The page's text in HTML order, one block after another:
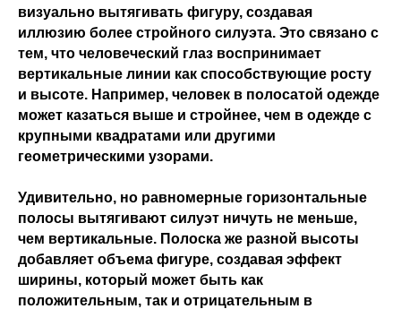
визуально вытягивать фигуру, создавая
иллюзию более стройного силуэта. Это связано с
тем, что человеческий глаз воспринимает
вертикальные линии как способствующие росту
и высоте. Например, человек в полосатой одежде
может казаться выше и стройнее, чем в одежде с
крупными квадратами или другими
геометрическими узорами.
Удивительно, но равномерные горизонтальные
полосы вытягивают силуэт ничуть не меньше,
чем вертикальные. Полоска же разной высоты
добавляет объема фигуре, создавая эффект
ширины, который может быть как
положительным, так и отрицательным в